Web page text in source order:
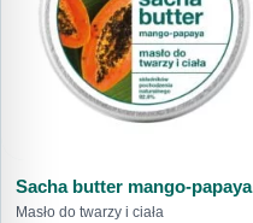
Sacha butter mango-papaya
Masło do twarzy i ciała